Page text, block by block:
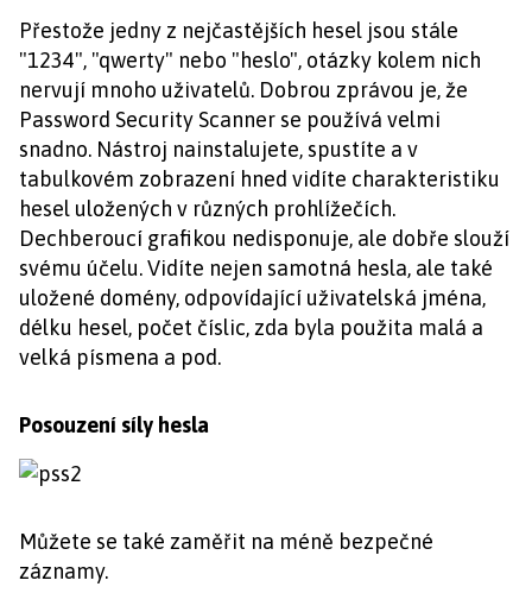
Přestože jedny z nejčastějších hesel jsou stále
"1234", "qwerty" nebo "heslo", otázky kolem nich
nervují mnoho uživatelů. Dobrou zprávou je, že
Password Security Scanner se používá velmi
snadno. Nástroj nainstalujete, spustíte a v
tabulkovém zobrazení hned vidíte charakteristiku
hesel uložených v různých prohlížečích.
Dechberoucí grafikou nedisponuje, ale dobře slouží
svému účelu. Vidíte nejen samotná hesla, ale také
uložené domény, odpovídající uživatelská jména,
délku hesel, počet číslic, zda byla použita malá a
velká písmena a pod.
Posouzení síly hesla
Můžete se také zaměřit na méně bezpečné
záznamy.